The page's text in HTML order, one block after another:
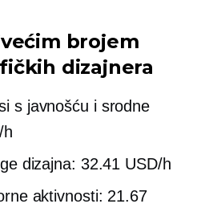
brojem
dizajnera
s javnošću i srodne
h
dizajna: 32.41 USD/h
aktivnosti: 21.67